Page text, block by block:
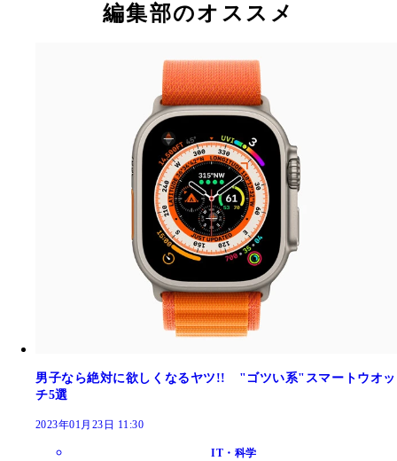
編集部のオススメ
男子なら絶対に欲しくなるヤツ!! "ゴツい系"スマートウオッ
チ5選
2023年01月23日 11:30
IT・科学